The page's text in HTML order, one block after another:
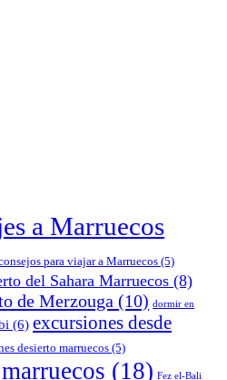
a Marruecos
para viajar a Marruecos (5)
del Sahara Marruecos (8)
de Merzouga (10) dormir en
(6) excursiones desde
desierto marruecos (5)
(18) Fez el-Bali